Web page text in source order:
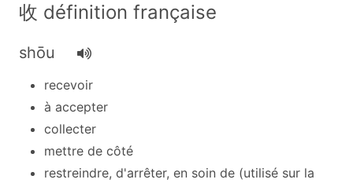
收 définition française
shōu
recevoir
à accepter
collecter
mettre de côté
restreindre, d'arrêter, en soin de (utilisé sur la